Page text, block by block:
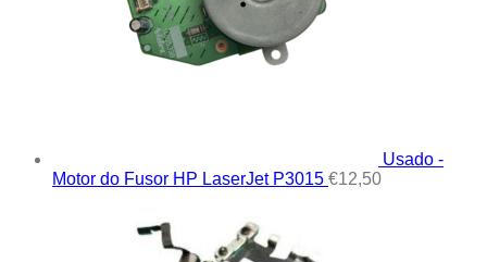
Usado -
Motor do Fusor HP LaserJet P3015 €12,50